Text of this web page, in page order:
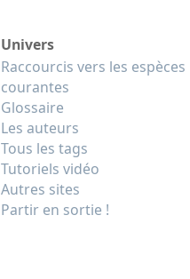
Univers
Raccourcis vers les espèces
courantes
Glossaire
Les auteurs
Tous les tags
Tutoriels vidéo
Autres sites
Partir en sortie !